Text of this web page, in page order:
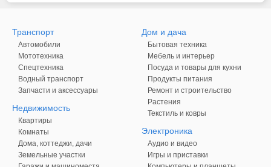
Транспорт
Автомобили
Мототехника
Спецтехника
Водный транспорт
Запчасти и аксессуары
Недвижимость
Квартиры
Комнаты
Дома, коттеджи, дачи
Земельные участки
Дом и дача
Бытовая техника
Мебель и интерьер
Посуда и товары для кухни
Продукты питания
Ремонт и строительство
Растения
Текстиль и ковры
Электроника
Аудио и видео
Игры и приставки